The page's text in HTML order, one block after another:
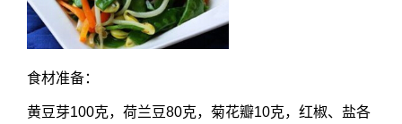
食材准备：
黄豆芽100克，荷兰豆80克，菊花瓣10克，红椒、盐各